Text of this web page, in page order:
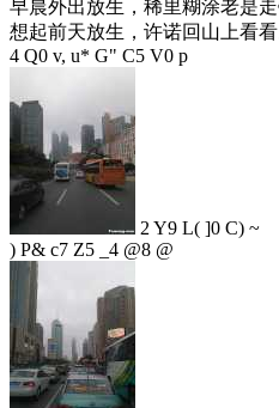
早晨外出放生，稀里糊涂老是
想起前天放生，许诺回山上看看
4 Q0 v, u* G" C5 V0 p
2 Y9 L( ]0 C) ~
) P& c7 Z5 _4 @8 @